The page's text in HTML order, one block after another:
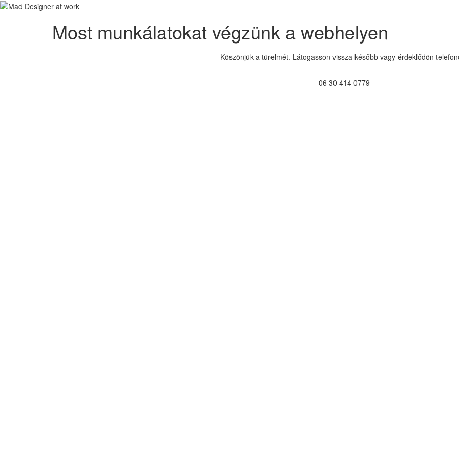
Most munkálatokat végzünk a webhelyen
Köszönjük a türelmét. Látogasson vissza később vagy érdeklődön
06 30 414 0779